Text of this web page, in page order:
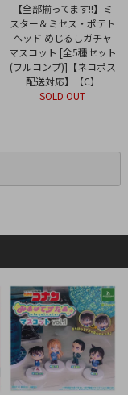
【全部揃ってます!!】ミ
スター＆ミセス・ポテト
ヘッド めじるしガチャ
マスコット [全5種セット
(フルコンプ)]【ネコポス
配送対応】【C】
SOLD OUT